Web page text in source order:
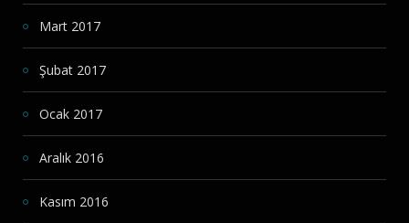
Mart 2017
Şubat 2017
Ocak 2017
Aralık 2016
Kasım 2016